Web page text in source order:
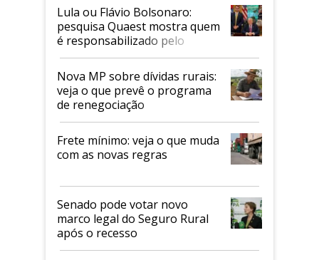
Lula ou Flávio Bolsonaro:
pesquisa Quaest mostra quem
é responsabilizado pelo
tarifaço dos EUA
Nova MP sobre dívidas rurais:
veja o que prevê o programa
de renegociação
Frete mínimo: veja o que muda
com as novas regras
Senado pode votar novo
marco legal do Seguro Rural
após o recesso